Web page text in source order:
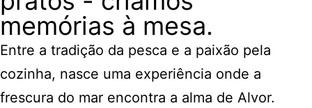
memórias à mesa.
Entre a tradição da pesca e a paixão pela
cozinha, nasce uma experiência onde a
frescura do mar encontra a alma de Alvor.